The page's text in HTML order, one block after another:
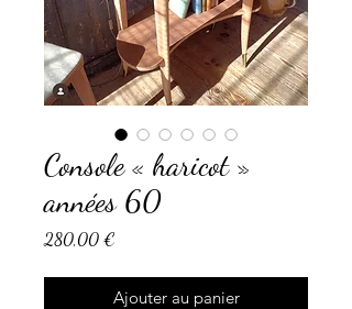
Console « haricot »
années 60
280,00 €
Ajouter au panier